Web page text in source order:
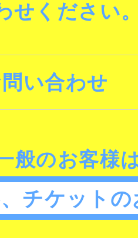
せください
い合わせ
般のお客様
チケット